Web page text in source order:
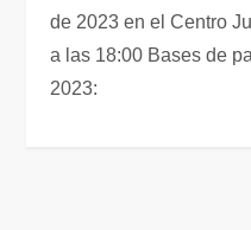
de 2023 en el Centro
a las 18:00 Bases de
2023: